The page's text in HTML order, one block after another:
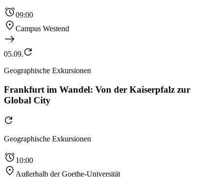
09:00
Campus Westend
05.09.
Geographische Exkursionen
Frankfurt im Wandel: Von der Kaiserpfalz zur
Global City
Geographische Exkursionen
10:00
Außerhalb der Goethe-Universität